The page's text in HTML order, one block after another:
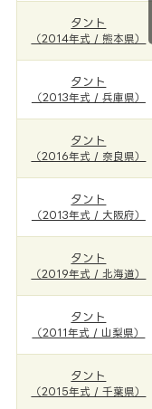
タント
（2014年式 / 熊本県）
タント
（2013年式 / 兵庫県）
タント
（2016年式 / 奈良県）
タント
（2013年式 / 大阪府）
タント
（2019年式 / 北海道）
タント
（2011年式 / 山梨県）
タント
（2015年式 / 千葉県）